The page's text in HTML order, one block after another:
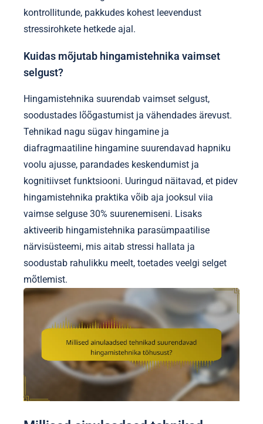
kontrollitunde, pakkudes kohest leevendust
stressirohkete hetkede ajal.
Kuidas mõjutab hingamistehnika vaimset
selgust?
Hingamistehnika suurendab vaimset selgust,
soodustades lõõgastumist ja vähendades ärevust.
Tehnikad nagu sügav hingamine ja
diafragmaatiline hingamine suurendavad hapniku
voolu ajusse, parandades keskendumist ja
kognitiivset funktsiooni. Uuringud näitavad, et pidev
hingamistehnika praktika võib aja jooksul viia
vaimse selguse 30% suurenemiseni. Lisaks
aktiveerib hingamistehnika parasümpaatilise
närvisüsteemi, mis aitab stressi hallata ja
soodustab rahulikku meelt, toetades veelgi selget
mõtlemist.